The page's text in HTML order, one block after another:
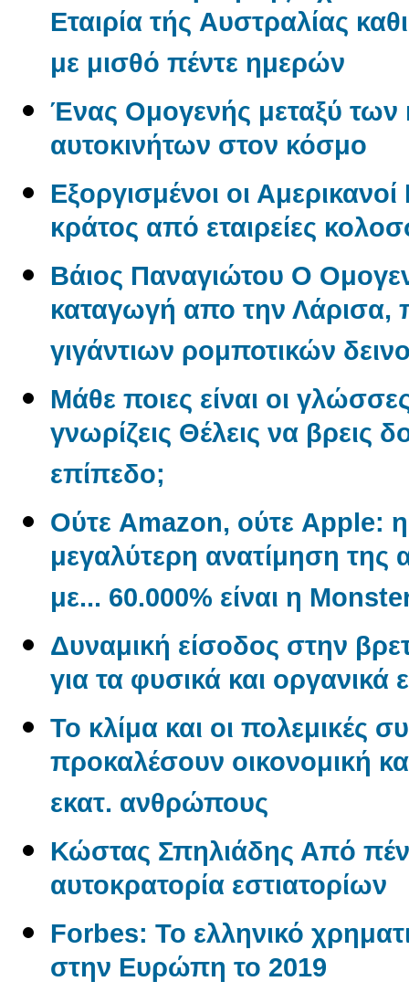
Εταιρία τής Aυστραλίας
με μισθό πέντε ημερών
Ένας Oμογενής μεταξύ
αυτοκινήτων στον κόσμο
Εξοργισμένοι οι
κράτος από εταιρείες
Βάιος Παναγιώτου O
καταγωγή απο την Λάρισα,
γιγάντιων ρομποτικών
Μάθε ποιες είναι οι
γνωρίζεις Θέλεις να βρεις
επίπεδο;
Ούτε Amazon, ούτε Apple: η
μεγαλύτερη ανατίμηση της
με... 60.000% είναι η
Δυναμική είσοδος στην
για τα φυσικά και οργανικά
Το κλίμα και οι πολεμικές
προκαλέσουν οικονομική
εκατ. ανθρώπους
Κώστας Σπηλιάδης Από
αυτοκρατορία εστιατορίων
Forbes: Το ελληνικό
στην Ευρώπη το 2019